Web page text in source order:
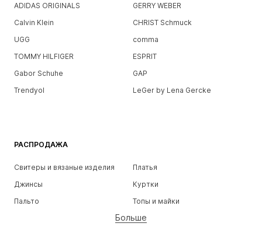
ADIDAS ORIGINALS
GERRY WEBER
Calvin Klein
CHRIST Schmuck
UGG
comma
TOMMY HILFIGER
ESPRIT
Gabor Schuhe
GAP
Trendyol
LeGer by Lena Gercke
РАСПРОДАЖА
Свитеры и вязаные изделия
Платья
Джинсы
Куртки
Пальто
Топы и майки
Белье
Больше